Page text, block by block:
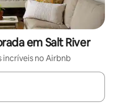
em Salt River
incríveis no Airbnb
disponíveis, explore-os